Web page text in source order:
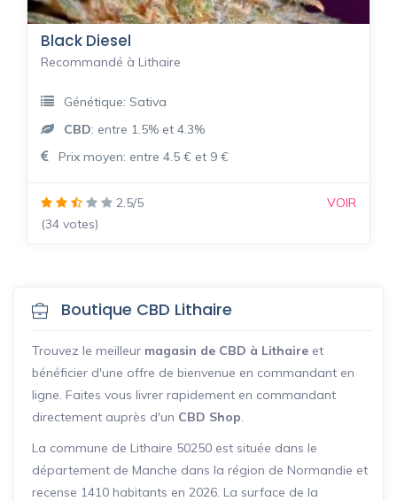
Boutique CBD Lithaire
Trouvez le meilleur magasin de CBD à Lithaire et
bénéficier d'une offre de bienvenue en commandant en
ligne. Faites vous livrer rapidement en commandant
directement auprès d'un CBD Shop
La commune de Lithaire 50250 est située dans le
département de Manche dans la région de Normandie et
recense 1410 habitants en 2026. La surface de la
Black Diesel
Recommandé à Lithaire
Génétique: Sativa
CBD: entre 1.5% et 4.3%
Prix moyen: entre 4.5 € et 9 €
2.5/5
(34 votes)
VOIR